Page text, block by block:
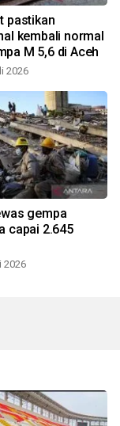
pastikan
kembali normal
M 5,6 di Aceh
2026
gempa
capai 2.645
2026